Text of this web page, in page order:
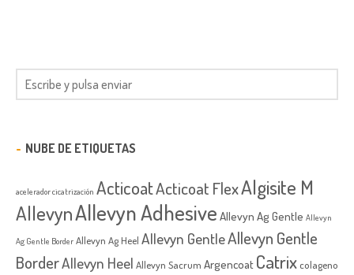
NUBE DE ETIQUETAS
acelerador cicatrización ActicoatActicoat FlexAlgisite M
AllevynAllevyn Adhesive Allevyn Ag Gentle Allevyn
Ag Gentle Border Allevyn Ag Heel Allevyn GentleAllevyn Gentle
BorderAllevyn Heel Allevyn Sacrum Argencoat Catrix colageno